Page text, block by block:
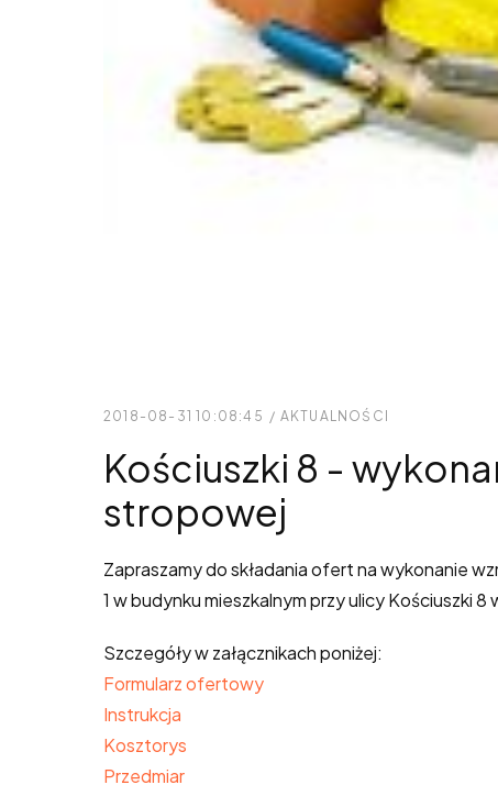
2018-08-31 10:08:45 / AKTUALNOŚCI
Kościuszki 8 -
stropowej
Zapraszamy do składania ofert na wykonanie
1 w budynku mieszkalnym przy ulicy Kościuszki 8
Szczegóły w załącznikach poniżej:
Formularz ofertowy
Instrukcja
Kosztorys
Przedmiar